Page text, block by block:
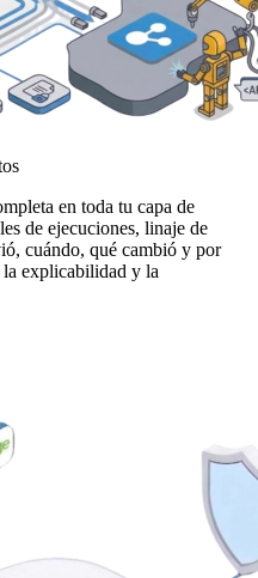
en toda tu capa de
de ejecuciones, linaje de
cuándo, qué cambió y por
la explicabilidad y la